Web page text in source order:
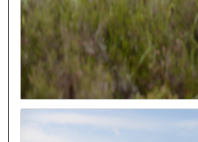
Image